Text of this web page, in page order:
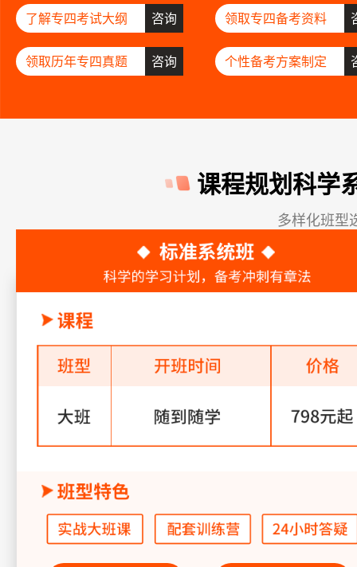
了解专四考试大纲 咨询
领取历年专四真题 咨询
领取专四备考资料
个性备考方案制定
课程规划科学
多样化班